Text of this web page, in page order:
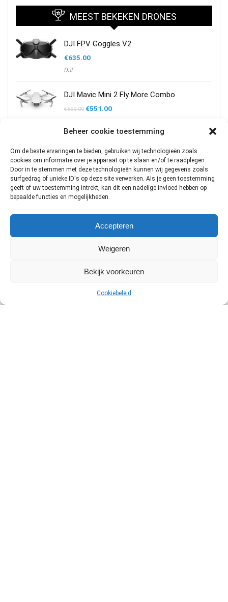
Beheer cookie toestemming
Om de beste ervaringen te bieden, gebruiken wij technologieën zoals
cookies om informatie over je apparaat op te slaan en/of te raadplegen.
Door in te stemmen met deze technologieën kunnen wij gegevens zoals
surfgedrag of unieke ID's op deze site verwerken. Als je geen toestemming
geeft of uw toestemming intrekt, kan dit een nadelige invloed hebben op
bepaalde functies en mogelijkheden.
Accepteren
Weigeren
Bekijk voorkeuren
Cookiebeleid
MEEST BEKEKEN DRONES
DJI FPV Goggles V2
€635.00
DJI
DJI Mavic Mini 2 Fly More Combo
€599.00 Oorspronkelijke
€599.00.
€551.00Huidige
€551.00.
€119.00
DJI
DJI Mavic 2 PRO
€1,399.00
DJI Air 2S Fly More Combo
prijs
€1,299.00.
prijs
€1,219.00.